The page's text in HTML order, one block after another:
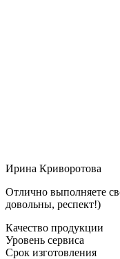
Ирина Криворотова
Отлично выполняете
довольны, респект!)
Качество продукции
Уровень сервиса
Срок изготовления